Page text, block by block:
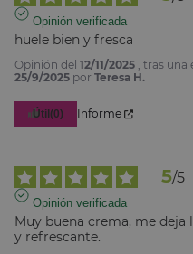
Opinión verificada
huele bien y fresca
Opinión del 12/11/2025 , tras una
25/9/2025 por Teresa H.
Útil (0) Informe
5/5
Opinión verificada
Muy buena crema, me deja
y refrescante.